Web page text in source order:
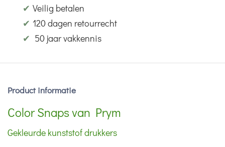
✔ Veilig betalen
✔ 120 dagen retourrecht
✔ 50 jaar vakkennis
Product informatie
Color Snaps van Prym
Gekleurde kunststof drukkers